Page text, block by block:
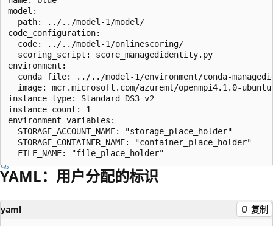
model:
  path: ../../model-1/model/
code_configuration:
  code: ../../model-1/onlinescoring/
  scoring_script: score_managedidentity.py
environment:
conda_file: ../../model-1/environment/conda-
image: mcr.microsoft.com/azureml/openmpi4.1.0-
instance_type: Standard_DS3_v2
instance_count: 1
environment_variables:
  STORAGE_ACCOUNT_NAME: "storage_place_holder"
  STORAGE_CONTAINER_NAME: "container_place_holder"
YAML：用户分配的标识
yaml 复制